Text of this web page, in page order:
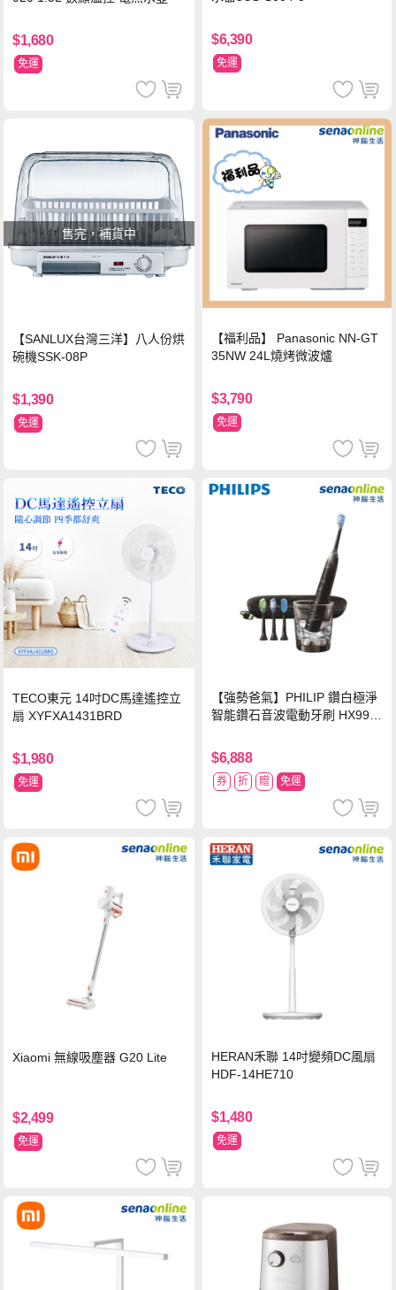
$1,680
免運
$6,390
免運
售完，補貨中
【SANLUX台灣三洋】八人份烘
碗機SSK-08P
$1,390
免運
【福利品】 Panasonic NN-GT
35NW 24L燒烤微波爐
$3,790
免運
TECO東元 14吋DC馬達遙控立
扇 XYFXA1431BRD
$1,980
免運
【強勢爸氣】PHILIP 鑽白極淨
智能鑽石音波電動牙刷 HX992
$6,888
券 折 贈 免運
Xiaomi 無線吸塵器 G20 Lite
$2,499
免運
HERAN禾聯 14吋變頻DC風扇
HDF-14HE710
$1,480
免運